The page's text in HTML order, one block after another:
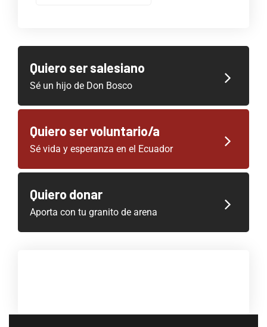
Quiero ser salesiano
Sé un hijo de Don Bosco
Quiero ser voluntario/a
Sé vida y esperanza en el Ecuador
Quiero donar
Aporta con tu granito de arena